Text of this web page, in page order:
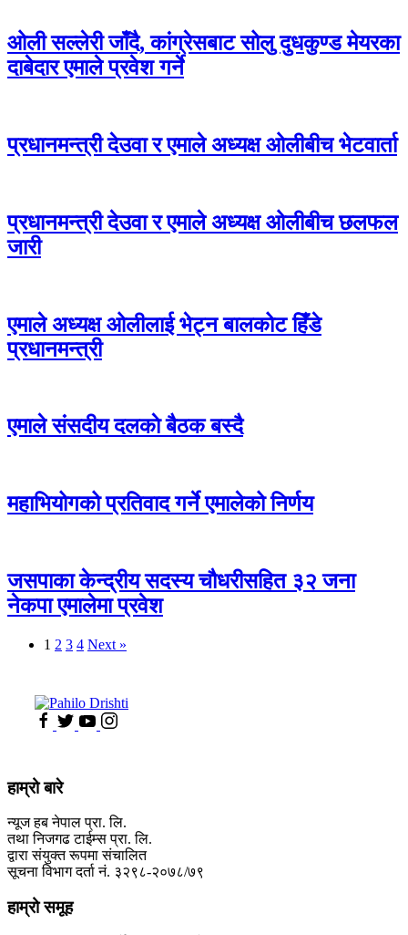
ओली सल्लेरी जाँदै, कांग्रेसबाट सोलु दुधकुण्ड मेयरका
दाबेदार एमाले प्रवेश गर्ने
प्रधानमन्त्री देउवा र एमाले अध्यक्ष ओलीबीच भेटवार्ता
प्रधानमन्त्री देउवा र एमाले अध्यक्ष ओलीबीच छलफल
जारी
एमाले अध्यक्ष ओलीलाई भेट्न बालकोट हिँडे
प्रधानमन्त्री
एमाले संसदीय दलकाे बैठक बस्दै
महाभियोगको प्रतिवाद गर्ने एमालेको निर्णय
जसपाका केन्द्रीय सदस्य चौधरीसहित ३२ जना
नेकपा एमालेमा प्रवेश
1 2 3 4 Next »
हाम्रो बारे
न्यूज हब नेपाल प्रा. लि.
तथा निजगढ टाईम्स प्रा. लि.
द्वारा संयुक्त रूपमा संचालित
सूचना विभाग दर्ता नं. ३२९८-२०७८/७९
हाम्रो समूह